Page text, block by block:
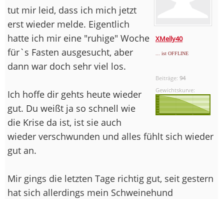
XMelly40
... ist OFFLINE
Beiträge:94
Gewichtskurve:
tut mir leid, dass ich mich jetzt
erst wieder melde. Eigentlich
hatte ich mir eine "ruhige" Woche
für`s Fasten ausgesucht, aber
dann war doch sehr viel los.
Ich hoffe dir gehts heute wieder
gut. Du weißt ja so schnell wie
die Krise da ist, ist sie auch
wieder verschwunden und alles fühlt sich wieder
gut an.
Mir gings die letzten Tage richtig gut, seit gestern
hat sich allerdings mein Schweinehund